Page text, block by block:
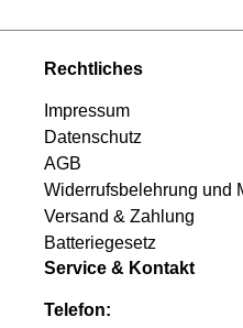
Rechtliches
Impressum
Datenschutz
AGB
Widerrufsbelehrung und
Versand & Zahlung
Batteriegesetz
Service & Kontakt
Telefon: